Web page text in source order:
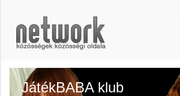
JátékBABA klub